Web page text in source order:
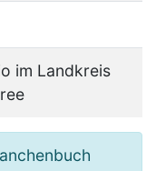
im Landkreis